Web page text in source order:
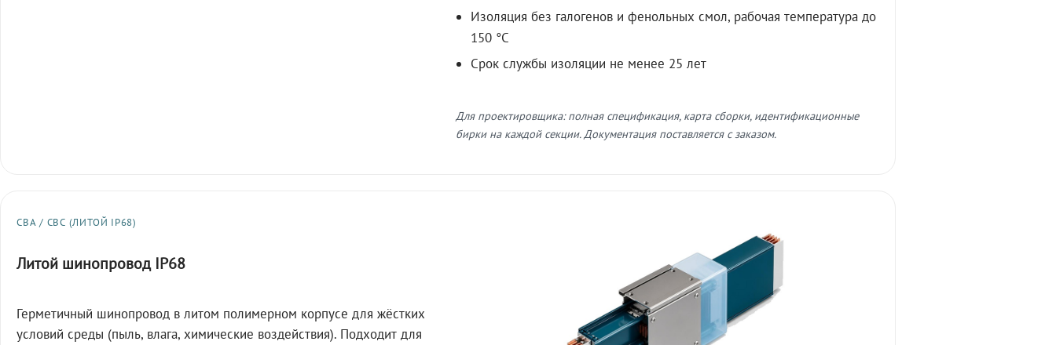
Изоляция без галогенов и фенольных смол, рабочая температура до
150 °C
Срок службы изоляции не менее 25 лет
Для проектировщика: полная спецификация, карта сборки, идентификационные
бирки на каждой секции. Документация поставляется с заказом.
СВА / СВС (ЛИТОЙ IP68)
Литой шинопровод IP68
Герметичный шинопровод в литом полимерном корпусе для жёстких
условий среды (пыль, влага, химические воздействия). Подходит для